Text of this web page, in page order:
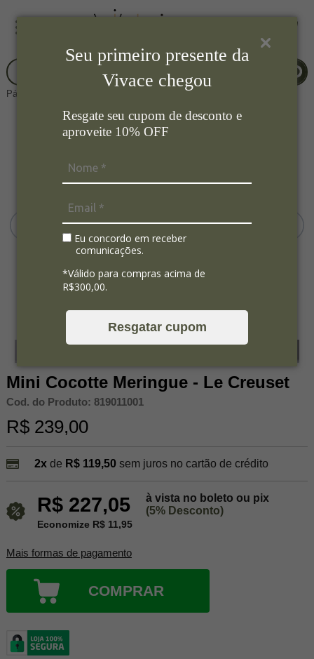
Seu primeiro presente da
Vivace chegou
Resgate seu cupom de desconto e
aproveite 10% OFF
Eu concordo em receber
comunicações.
*Válido para compras acima de
R$300,00.
Resgatar cupom
Página Inicial Mini Cocotte
Mini Cocotte Meringue - Le Creuset
Cod. do Produto: 819011001
R$ 239,00
2xde R$ 119,50 sem juros no cartão de crédito
R$ 227,05
à vista no boleto ou pix
(5% Desconto)
Economize R$ 11,95
Mais formas de pagamento
COMPRAR